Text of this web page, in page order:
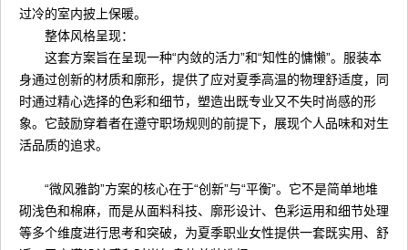
过冷的室内披上保暖。
整体风格呈现：
这套方案旨在呈现一种“内敛的活力”和“知性的慵懒”。服装本
身通过创新的材质和廓形，提供了应对夏季高温的物理舒适度，同
时通过精心选择的色彩和细节，塑造出既专业又不失时尚感的形
象。它鼓励穿着者在遵守职场规则的前提下，展现个人品味和对生
活品质的追求。
“微风雅韵”方案的核心在于“创新”与“平衡”。它不是简单地堆
砌浅色和棉麻，而是从面料科技、廓形设计、色彩运用和细节处理
等多个维度进行思考和突破，为夏季职业女性提供一套既实用、舒